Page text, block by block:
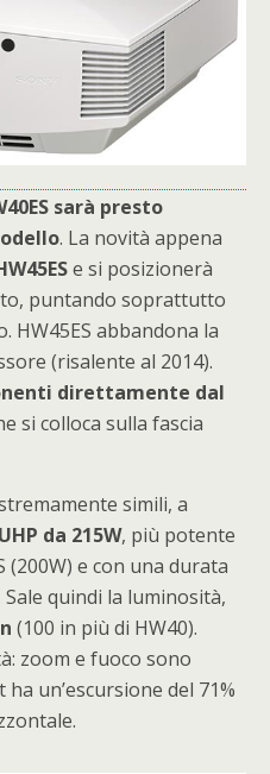
sarà presto
. La novità appena
e si posizionerà
puntando soprattutto
abbandona la
(risalente al 2014).
direttamente dal
si colloca sulla fascia
simili, a
da 215W, più potente
(200W) e con una durata
quindi la luminosità,
(100 in più di HW40).
zoom e fuoco sono
un’escursione del 71%